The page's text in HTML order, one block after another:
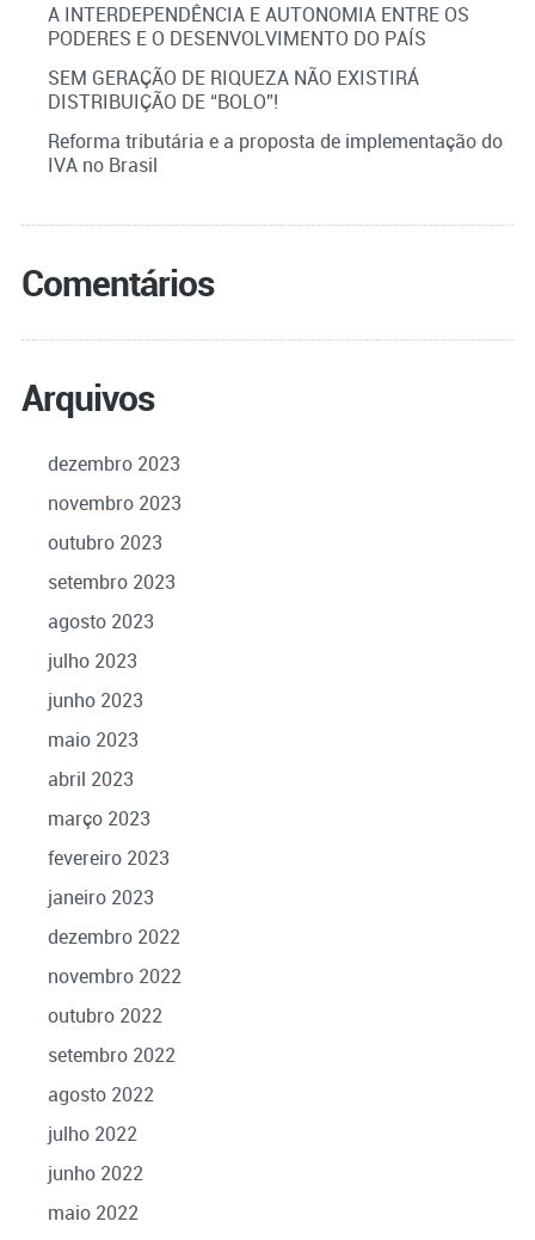
A INTERDEPENDÊNCIA E AUTONOMIA ENTRE OS
PODERES E O DESENVOLVIMENTO DO PAÍS
SEM GERAÇÃO DE RIQUEZA NÃO EXISTIRÁ
DISTRIBUIÇÃO DE “BOLO”!
Reforma tributária e a proposta de implementação do
IVA no Brasil
Comentários
Arquivos
dezembro 2023
novembro 2023
outubro 2023
setembro 2023
agosto 2023
julho 2023
junho 2023
maio 2023
abril 2023
março 2023
fevereiro 2023
janeiro 2023
dezembro 2022
novembro 2022
outubro 2022
setembro 2022
agosto 2022
julho 2022
junho 2022
maio 2022